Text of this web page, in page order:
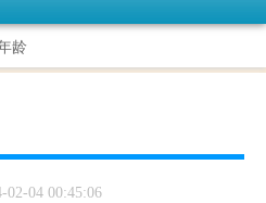
龄
02-04 00:45:06